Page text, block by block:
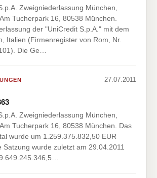
Zweigniederlassung München,
Tucherpark 16, 80538 München.
der "UniCredit S.p.A." mit dem
Italien (Firmenregister von Rom, Nr.
Die Ge…
27.07.2011
Zweigniederlassung München,
Tucherpark 16, 80538 München. Das
wurde um 1.259.375.832,50 EUR
Satzung wurde zuletzt am 29.04.2011